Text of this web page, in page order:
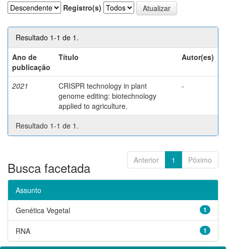
Registro(s)
Resultado 1-1 de 1.
Ano de
publicação
Título Autor(es)
2021
CRISPR technology in plant
genome editing: biotechnology
applied to agriculture.
-
Resultado 1-1 de 1.
Anterior 1 Póximo
Busca facetada
Assunto
1
Genética Vegetal
1
RNA